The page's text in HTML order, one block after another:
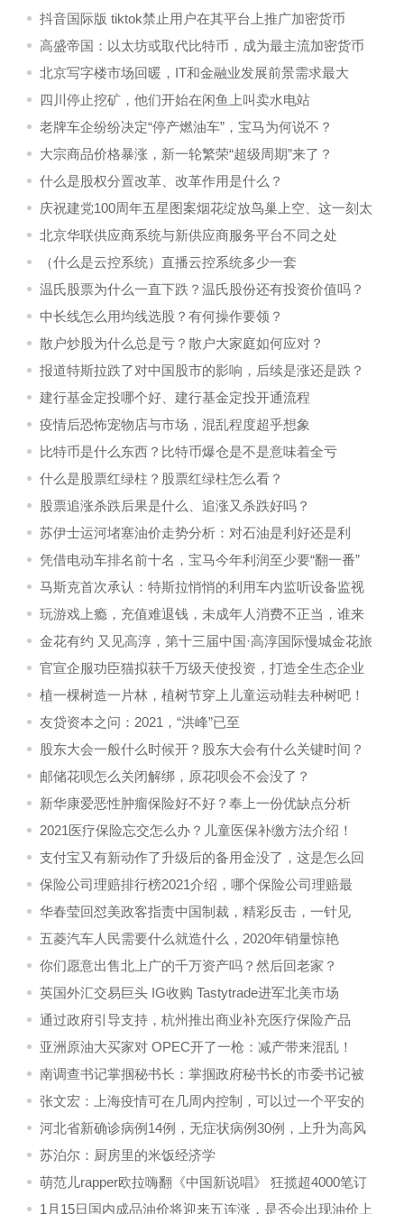
凉”
抖音国际版 tiktok禁止用户在其平台上推广加密货币
高盛帝国：以太坊或取代比特币，成为最主流加密货币
北京写字楼市场回暖，IT和金融业发展前景需求最大
四川停止挖矿，他们开始在闲鱼上叫卖水电站
老牌车企纷纷决定“停产燃油车”，宝马为何说不？
大宗商品价格暴涨，新一轮繁荣“超级周期”来了？
什么是股权分置改革、改革作用是什么？
庆祝建党100周年五星图案烟花绽放鸟巢上空、这一刻太
燃了！
北京华联供应商系统与新供应商服务平台不同之处
（什么是云控系统）直播云控系统多少一套
温氏股票为什么一直下跌？温氏股份还有投资价值吗？
中长线怎么用均线选股？有何操作要领？
散户炒股为什么总是亏？散户大家庭如何应对？
报道特斯拉跌了对中国股市的影响，后续是涨还是跌？
建行基金定投哪个好、建行基金定投开通流程
疫情后恐怖宠物店与市场，混乱程度超乎想象
比特币是什么东西？比特币爆仓是不是意味着全亏
什么是股票红绿柱？股票红绿柱怎么看？
股票追涨杀跌后果是什么、追涨又杀跌好吗？
苏伊士运河堵塞油价走势分析：对石油是利好还是利
空？
凭借电动车排名前十名，宝马今年利润至少要“翻一番”
马斯克首次承认：特斯拉悄悄的利用车内监听设备监视
车主
玩游戏上瘾，充值难退钱，未成年人消费不正当，谁来
赔偿？
金花有约 又见高淳，第十三届中国·高淳国际慢城金花旅
游节将盛大开幕
官宣企服功臣猫拟获千万级天使投资，打造全生态企业
服务
植一棵树造一片林，植树节穿上儿童运动鞋去种树吧！
友贷资本之问：2021，“洪峰”已至
股东大会一般什么时候开？股东大会有什么关键时间？
邮储花呗怎么关闭解绑，原花呗会不会没了？
新华康爱恶性肿瘤保险好不好？奉上一份优缺点分析
2021医疗保险忘交怎么办？儿童医保补缴方法介绍！
支付宝又有新动作了升级后的备用金没了，这是怎么回
事？
保险公司理赔排行榜2021介绍，哪个保险公司理赔最
快？
华春莹回怼美政客指责中国制裁，精彩反击，一针见
血！
五菱汽车人民需要什么就造什么，2020年销量惊艳
你们愿意出售北上广的千万资产吗？然后回老家？
英国外汇交易巨头 IG收购 Tastytrade进军北美市场
通过政府引导支持，杭州推出商业补充医疗保险产品
亚洲原油大买家对 OPEC开了一枪：减产带来混乱！
南调查书记掌掴秘书长：掌掴政府秘书长的市委书记被
免职
张文宏：上海疫情可在几周内控制，可以过一个平安的
春节
河北省新确诊病例14例，无症状病例30例，上升为高风
险地区
苏泊尔：厨房里的米饭经济学
萌范儿rapper欧拉嗨翻《中国新说唱》 狂揽超4000笔订
单
1月15日国内成品油价将迎来五连涨，是否会出现油价上